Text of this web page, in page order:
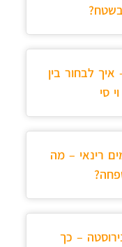
לבחור בין
סי
רינאי – מה
– כך